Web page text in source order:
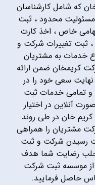
که شامل کارشناسان
محدود ، ثبت
خاص ، اخذ کارت
، ثبت تغییرات شرکت و
خدمات به مشتریان
کریمخان ضمن ارائه
نهایت سعی خود را در
و تمامی خدمات ثبت
آنلاین در اختیار
خان در طی روند
مشتریان را همراهی
رسیدن شرکت و ثبت
جلب رضایت شما هدف
موسسه ثبت شرکت